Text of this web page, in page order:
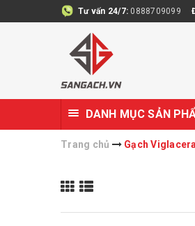
Tư vấn 24/7: 0888709099
DANH MỤC SẢN
Trang chủ Gạch